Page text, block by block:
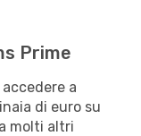
Prime
a
di euro su
molti altri